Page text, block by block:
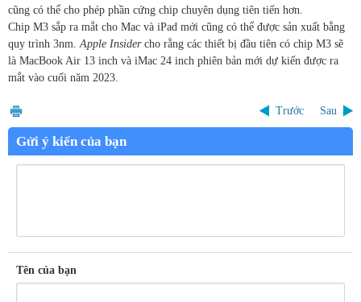
cũng có thể cho phép phần cứng chip chuyên dụng tiên tiến hơn.
Chip M3 sắp ra mắt cho Mac và iPad mới cũng có thể được sản xuất bằng
quy trình 3nm. Apple Insidercho rằng các thiết bị đầu tiên có chip M3 sẽ
là MacBook Air 13 inch và iMac 24 inch phiên bản mới dự kiến được ra
mắt vào cuối năm 2023.
Trước Sau
Gửi ý kiến của bạn
Tên của bạn